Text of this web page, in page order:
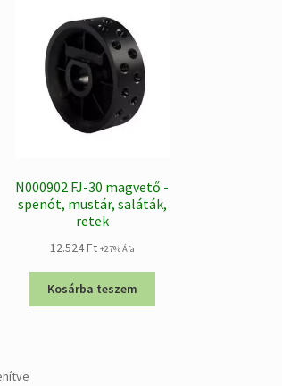
N000902 FJ-30 magvető -
spenót, mustár, saláták,
retek
12.524Ft +27% Áfa
Kosárba teszem